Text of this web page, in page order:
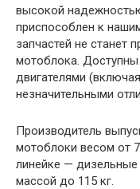
высокой
приспособлен к
запчастей не станет
мотоблока.
двигателями
незначительными
Производитель
мотоблоки весом от
линейке —
массой до 115 кг.